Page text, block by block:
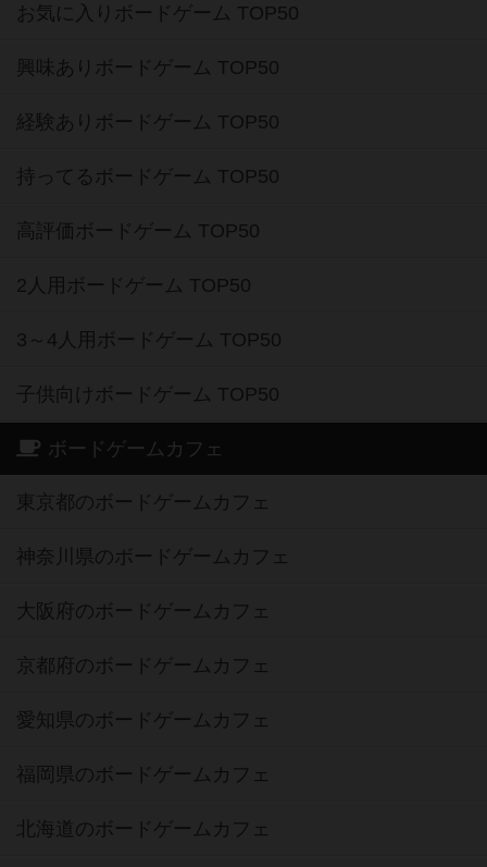
お気に入りボードゲーム TOP50
興味ありボードゲーム TOP50
経験ありボードゲーム TOP50
持ってるボードゲーム TOP50
高評価ボードゲーム TOP50
2人用ボードゲーム TOP50
3～4人用ボードゲーム TOP50
子供向けボードゲーム TOP50
ボードゲームカフェ
東京都のボードゲームカフェ
神奈川県のボードゲームカフェ
大阪府のボードゲームカフェ
京都府のボードゲームカフェ
愛知県のボードゲームカフェ
福岡県のボードゲームカフェ
北海道のボードゲームカフェ